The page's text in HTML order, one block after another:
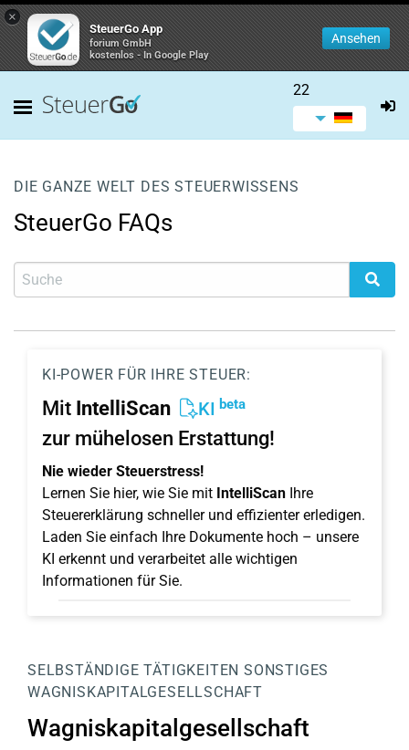
×
SteuerGo App
forium GmbH
kostenlos - In Google Play
Ansehen
22
DIE GANZE WELT DES STEUERWISSENS
SteuerGo FAQs
KI-POWER FÜR IHRE STEUER:
Mit IntelliScan KI beta
zur mühelosen Erstattung!
Nie wieder Steuerstress!
Lernen Sie hier, wie Sie mit IntelliScan Ihre
Steuererklärung schneller und effizienter erledigen.
Laden Sie einfach Ihre Dokumente hoch – unsere
KI erkennt und verarbeitet alle wichtigen
Informationen für Sie.
SELBSTÄNDIGE TÄTIGKEITEN SONSTIGES
WAGNISKAPITALGESELLSCHAFT
Wagniskapitalgesellschaft